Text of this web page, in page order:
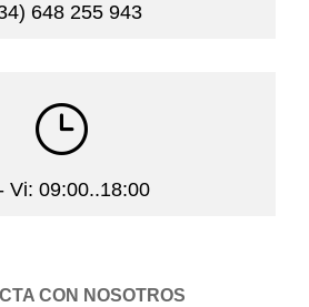
648 255 943
}
Vi: 09:00..18:00
CON NOSOTROS